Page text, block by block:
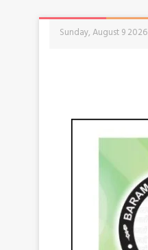
Sunday, August 9 2026